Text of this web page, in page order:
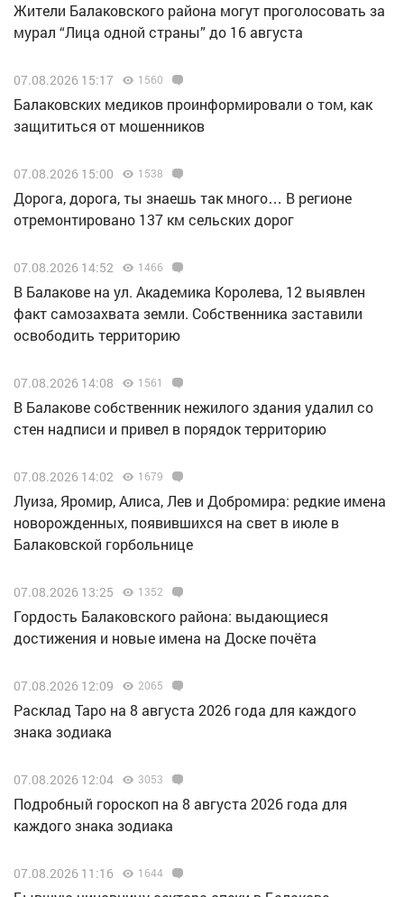
Жители Балаковского района могут проголосовать за
мурал “Лица одной страны” до 16 августа
07.08.2026 15:17 1560
Балаковских медиков проинформировали о том, как
защититься от мошенников
07.08.2026 15:00 1538
Дорога, дорога, ты знаешь так много… В регионе
отремонтировано 137 км сельских дорог
07.08.2026 14:52 1466
В Балакове на ул. Академика Королева, 12 выявлен
факт самозахвата земли. Собственника заставили
освободить территорию
07.08.2026 14:08 1561
В Балакове собственник нежилого здания удалил со
стен надписи и привел в порядок территорию
07.08.2026 14:02 1679
Луиза, Яромир, Алиса, Лев и Добромира: редкие имена
новорожденных, появившихся на свет в июле в
Балаковской горбольнице
07.08.2026 13:25 1352
Гордость Балаковского района: выдающиеся
достижения и новые имена на Доске почёта
07.08.2026 12:09 2065
Расклад Таро на 8 августа 2026 года для каждого
знака зодиака
07.08.2026 12:04 3053
Подробный гороскоп на 8 августа 2026 года для
каждого знака зодиака
07.08.2026 11:16 1644